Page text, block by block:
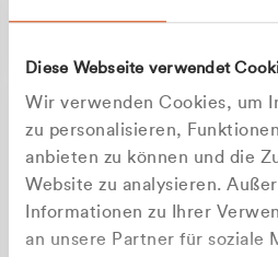
Diese Webseite verwendet
Wir verwenden Cookies, um
zu personalisieren,
anbieten zu können und die
Website zu analysieren.
Informationen zu Ihrer
an unsere Partner für soziale